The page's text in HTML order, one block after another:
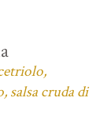
salsa cruda di